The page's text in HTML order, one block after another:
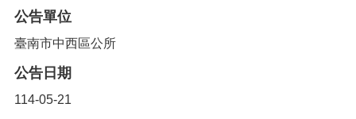
公告單位
臺南市中西區公所
公告日期
114-05-21